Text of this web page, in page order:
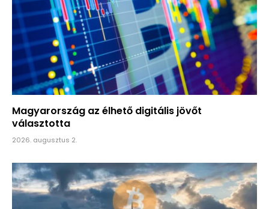
Magyarország az élhető digitális jövőt
választotta
2026. augusztus 2.